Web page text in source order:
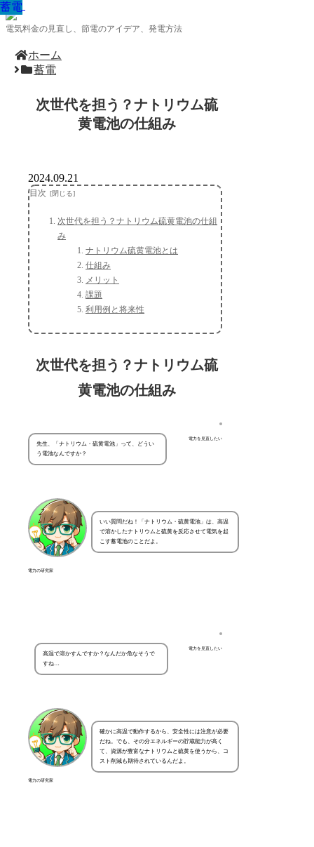
電気料金の見直し、節電のアイデア、発電方法
ホーム
蓄電
次世代を担う？ナトリウム硫
黄電池の仕組み
蓄電
2024.09.21
目次
次世代を担う？ナトリウム硫黄電池の仕組
み
ナトリウム硫黄電池とは
仕組み
メリット
課題
利用例と将来性
次世代を担う？ナトリウム硫
黄電池の仕組み
電力を見直したい
先生、「ナトリウム・硫黄電池」って、どうい
う電池なんですか？
電力の研究家
いい質問だね！「ナトリウム・硫黄電池」は、高温
で溶かしたナトリウムと硫黄を反応させて電気を起
こす蓄電池のことだよ。
電力を見直したい
高温で溶かすんですか？なんだか危なそうで
すね…
電力の研究家
確かに高温で動作するから、安全性には注意が必要
だね。でも、その分エネルギーの貯蔵能力が高く
て、資源が豊富なナトリウムと硫黄を使うから、コ
スト削減も期待されているんだよ。
蓄電
蓄電
蓄電
蓄電
蓄電
蓄電
蓄電
蓄電